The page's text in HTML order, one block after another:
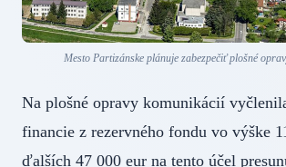
Mesto Partizánske plánuje zabezpečiť plošné
Na plošné opravy komunikácií
financie z rezervného fondu vo výške
ďalších 47 000 eur na tento účel